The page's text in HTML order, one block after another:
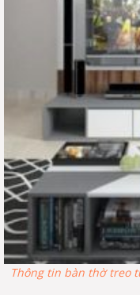
Thông tin bàn thờ treo